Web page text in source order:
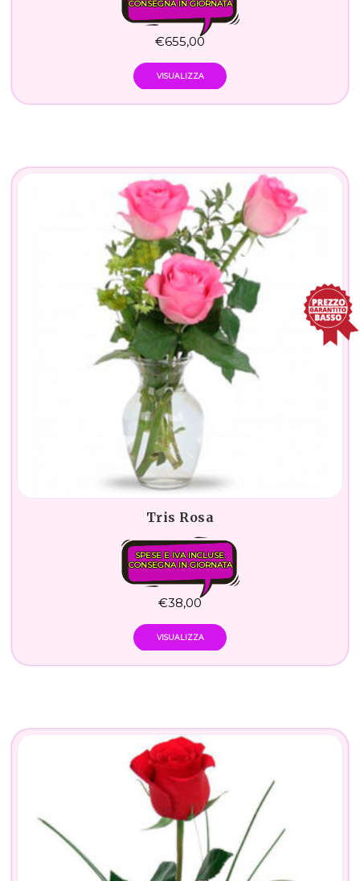
CONSEGNA IN GIORNATA
€655,00
VISUALIZZA
Tris Rosa
SPESE E IVA INCLUSE.
CONSEGNA IN GIORNATA
€38,00
VISUALIZZA